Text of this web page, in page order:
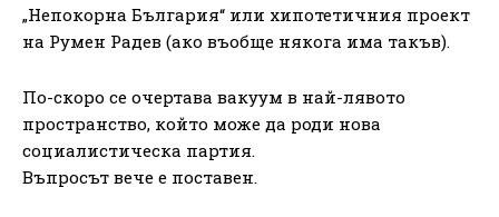
„Непокорна България“ или хипотетичния проект
на Румен Радев (ако въобще някога има такъв).
По-скоро се очертава вакуум в най-лявото
пространство, който може да роди нова
социалистическа партия.
Въпросът вече е поставен.